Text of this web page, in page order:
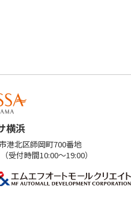
横浜
港北区師岡町700番地
受付時間10:00～19:00）